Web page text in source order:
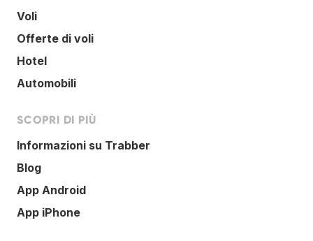
Voli
Offerte di voli
Hotel
Automobili
SCOPRI DI PIÙ
Informazioni su Trabber
Blog
App Android
App iPhone